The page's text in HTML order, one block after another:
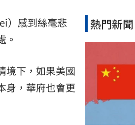
）感到絲毫悲
。
境下，如果美國
身，華府也會更
熱門新聞